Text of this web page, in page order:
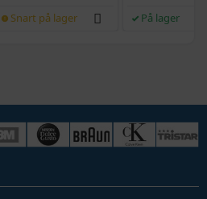
Snart på lager På lager